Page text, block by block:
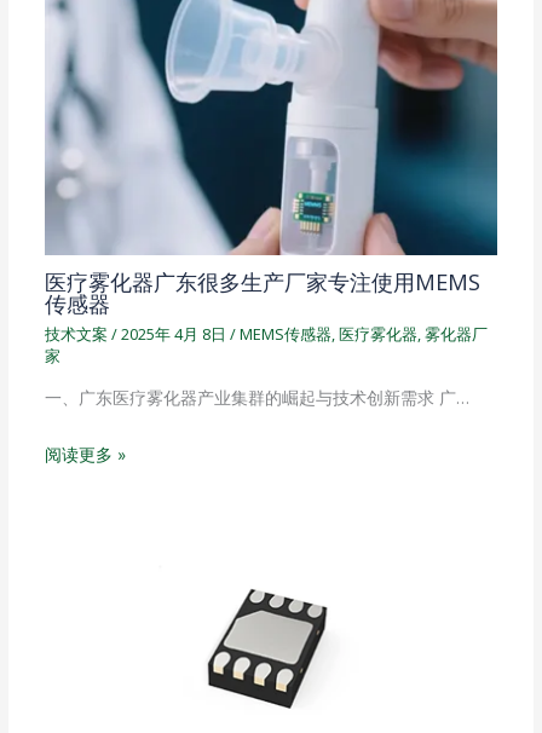
医疗雾化器广东很多生产厂家专注使用MEMS
传感器
技术文案/2025年 4月 8日 /MEMS传感器, 医疗雾化器, 雾化器厂
家
一、广东医疗雾化器产业集群的崛起与技术创新需求 广…
阅读更多 »